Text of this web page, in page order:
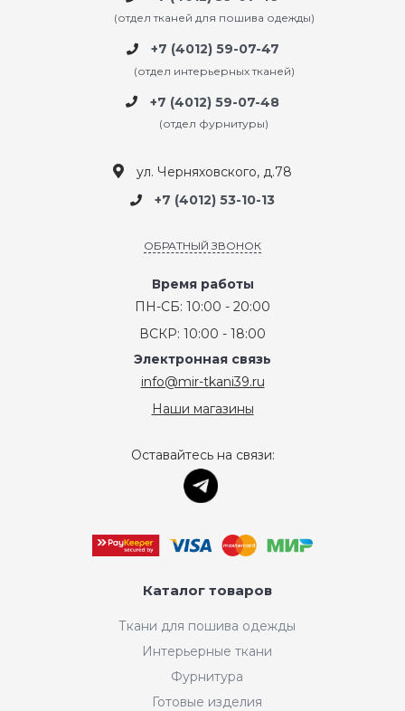
(отдел тканей для пошива одежды)
+7 (4012) 59-07-47
(отдел интерьерных тканей)
+7 (4012) 59-07-48
(отдел фурнитуры)
ул. Черняховского, д.78
+7 (4012) 53-10-13
ОБРАТНЫЙ ЗВОНОК
Время работы
ПН-СБ: 10:00 - 20:00
ВСКР: 10:00 - 18:00
Электронная связь
info@mir-tkani39.ru
Наши магазины
Оставайтесь на связи:
Каталог товаров
Ткани для пошива одежды
Интерьерные ткани
Фурнитура
Готовые изделия